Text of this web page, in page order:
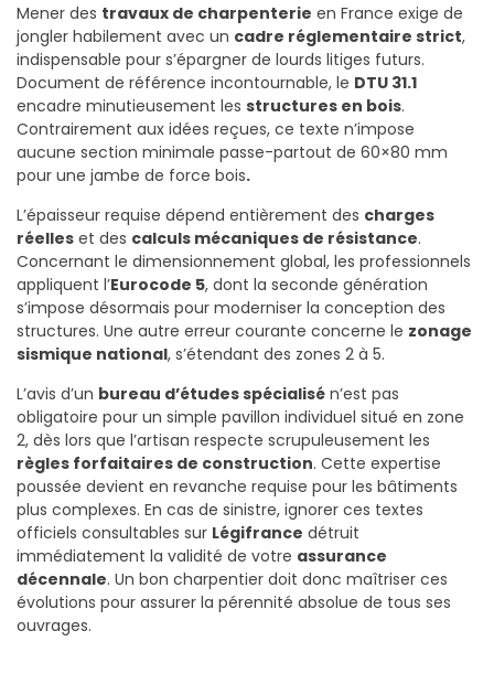
Mener des travaux de charpenterie en France exige de
jongler habilement avec un cadre réglementaire strict,
indispensable pour s’épargner de lourds litiges futurs.
Document de référence incontournable, le DTU 31.1
encadre minutieusement les structures en bois.
Contrairement aux idées reçues, ce texte n’impose
aucune section minimale passe-partout de 60×80 mm
pour une jambe de force bois.
L’épaisseur requise dépend entièrement des charges
réelles et des calculs mécaniques de résistance.
Concernant le dimensionnement global, les professionnels
appliquent l’Eurocode 5, dont la seconde génération
s’impose désormais pour moderniser la conception des
structures. Une autre erreur courante concerne le zonage
sismique national, s’étendant des zones 2 à 5.
L’avis d’un bureau d’études spécialisé n’est pas
obligatoire pour un simple pavillon individuel situé en zone
2, dès lors que l’artisan respecte scrupuleusement les
règles forfaitaires de construction. Cette expertise
poussée devient en revanche requise pour les bâtiments
plus complexes. En cas de sinistre, ignorer ces textes
officiels consultables sur Légifrance détruit
immédiatement la validité de votre assurance
décennale. Un bon charpentier doit donc maîtriser ces
évolutions pour assurer la pérennité absolue de tous ses
ouvrages.